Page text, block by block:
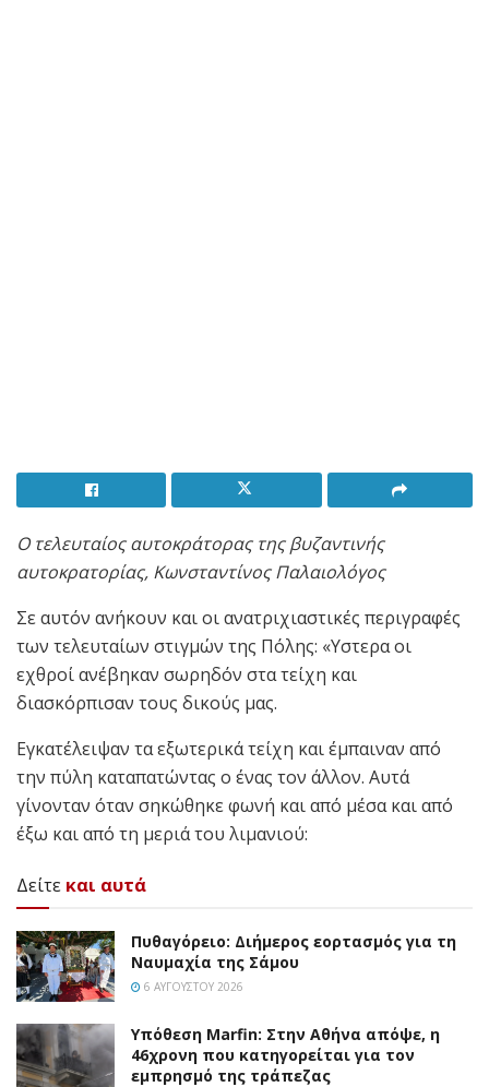
Ο τελευταίος αυτοκράτορας της βυζαντινής
αυτοκρατορίας, Κωνσταντίνος Παλαιολόγος
Σε αυτόν ανήκουν και οι ανατριχιαστικές περιγραφές
των τελευταίων στιγμών της Πόλης: «Υστερα οι
εχθροί ανέβηκαν σωρηδόν στα τείχη και
διασκόρπισαν τους δικούς μας.
Εγκατέλειψαν τα εξωτερικά τείχη και έμπαιναν από
την πύλη καταπατώντας ο ένας τον άλλον. Αυτά
γίνονταν όταν σηκώθηκε φωνή και από μέσα και από
έξω και από τη μεριά του λιμανιού:
Δείτε και αυτά
Πυθαγόρειο: Διήμερος εορτασμός για τη
Ναυμαχία της Σάμου
6 ΑΥΓΟΎΣΤΟΥ 2026
Υπόθεση Marfin: Στην Αθήνα απόψε, η
46χρονη που κατηγορείται για τον
εμπρησμό της τράπεζας